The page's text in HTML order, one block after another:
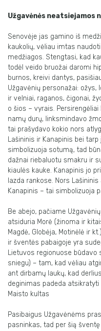
Užgavėnės neatsiejamos
Senovėje jas gamino iš
kaukolių, vėliau imtas
medžiagos. Stengtasi, kad
todėl veido bruožai daromi
burnos, kreivi dantys,
Užgavėnių personažai: ožys,
ir velniai, raganos, čigonai,
o šios – vyrais.
namų durų, linksmindavo
tai prašydavo kokio nors
Lašininis ir Kanapinis bei tarp
simbolizuoja sotumą, tad
dažnai riebaluotu smakru ir
kiaulės kauke. Kanapinis jo
lazda rankose. Nors
Kanapinis – tai simbolizuoja
Be abejo, pačiame
atsiduria Morė (žinoma ir
Magdė, Globėja, Motinėlė ir
ir šventės pabaigoje yra
Lietuvos regionuose būdavo
sniegu) – tam, kad vėliau
ant dirbamų laukų, kad
deginimas padeda
Maisto kultas
Pasibaigus Užgavėnėms
pasninkas, tad per šią